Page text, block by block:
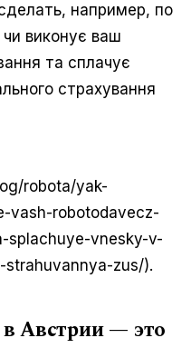
например, по
виконує ваш
та сплачує
страхування
robota/yak-
vash-robotodavecz-
splachuye-vnesky-v-
zus/).
Австрии — это